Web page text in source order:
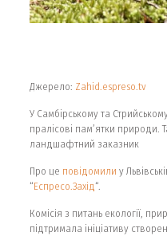
Джерело: Zahid.espreso.tv
У Самбірському та
пралісові пам’ятки природи.
ландшафтний заказник
Про це повідомили у
“Еспресо.Захід“.
Комісія з питань екології,
підтримала ініціативу